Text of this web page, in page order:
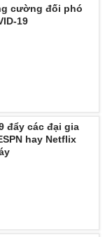
số 483/GP-BTTTT
cường đối phó
19
đẩy các đại gia
hay Netflix